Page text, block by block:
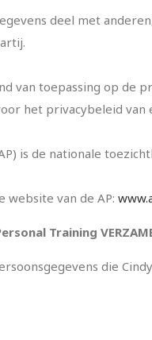
deel met
van toepassing op de
het privacybeleid van
is de nationale
website van de AP:
ersonal Training
die